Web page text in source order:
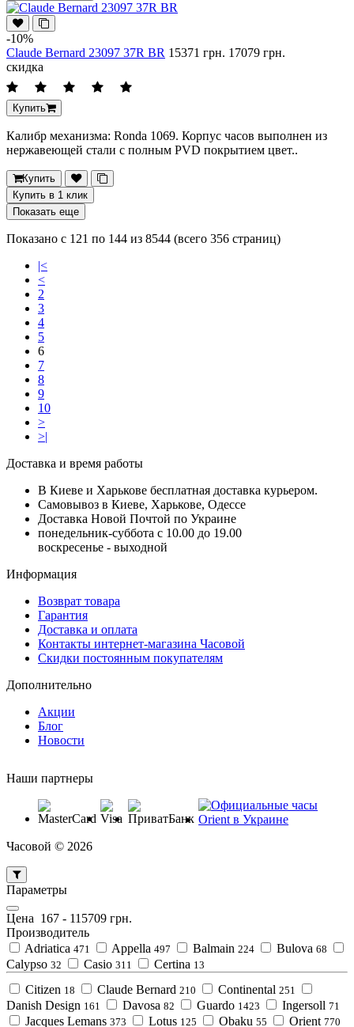
-10%
Claude Bernard 23097 37R BR 15371 грн. 17079 грн.
скидка
Купить
Калибр механизма: Ronda 1069. Корпус часов выполнен из
нержавеющей стали с полным PVD покрытием цвет..
Купить
Купить в 1 клик
Показать еще
Показано с 121 по 144 из 8544 (всего 356 страниц)
|<
<
2
3
4
5
6
7
8
9
10
>
>|
Доставка и время работы
В Киеве и Харькове бесплатная доставка курьером.
Самовывоз в Киеве, Харькове, Одессе
Доставка Новой Почтой по Украине
понедельник-суббота с 10.00 до 19.00
воскресенье - выходной
Информация
Возврат товара
Гарантия
Доставка и оплата
Контакты интернет-магазина Часовой
Скидки постоянным покупателям
Дополнительно
Акции
Блог
Новости
Наши партнеры
Часовой © 2026
Параметры
Цена 167 - 115709 грн.
Производитель
Adriatica 471 Appella 497 Balmain 224 Bulova 68
Calypso 32 Casio 311 Certina 13
Citizen 18 Claude Bernard 210 Continental 251
Danish Design 161 Davosa 82 Guardo 1423 Ingersoll 71
Jacques Lemans 373 Lotus 125 Obaku 55 Orient 770